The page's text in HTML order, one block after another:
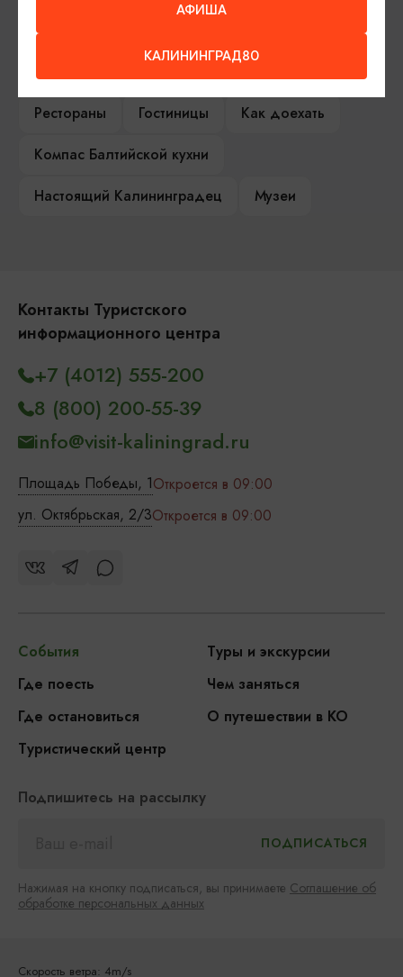
Гиды и экскурсоводы
Достопримечательности
Рестораны
Гостиницы
Как доехать
Компас Балтийской кухни
Настоящий Калининградец
Музеи
Контакты Туристского
информационного центра
Площадь Победы, 1Откроется в 09:00
ул. Октябрьская, 2/3Откроется в 09:00
+7 (4012) 555-200
8 (800) 200-55-39
info@visit-kaliningrad.ru
События
Туры и экскурсии
Где поесть
Чем заняться
Где остановиться
О путешествии в КО
Туристический центр
Подпишитесь на рассылку
Нажимая на кнопку подписаться, вы принимаете Соглашение об
обработке персональных данных
Скорость ветра: 4m/s
АФИША
КАЛИНИНГРАД80